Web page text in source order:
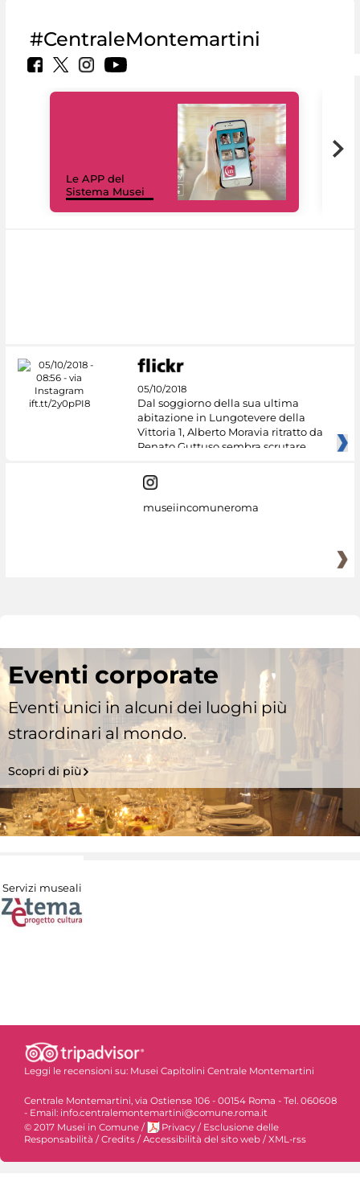
#CentraleMontemartini
Le APP del
Sistema Musei
05/10/2018
Dal soggiorno della sua ultima
abitazione in Lungotevere della
Vittoria 1, Alberto Moravia ritratto da
Renato Guttuso sembra scrutare
museiincomuneroma
Eventi corporate
Eventi unici in alcuni dei luoghi più
straordinari al mondo.
Scopri di più
Servizi museali
Leggi le recensioni su: Musei Capitolini Centrale Montemartini
Centrale Montemartini, via Ostiense 106 - 00154 Roma - Tel. 060608
- Email: info.centralemontemartini@comune.roma.it
© 2017 Musei in Comune / Privacy / Esclusione delle
Responsabilità / Credits / Accessibilità del sito web / XML-rss